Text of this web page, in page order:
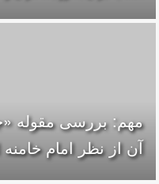
مهم: بررسی مقوله
آن از نظر امام